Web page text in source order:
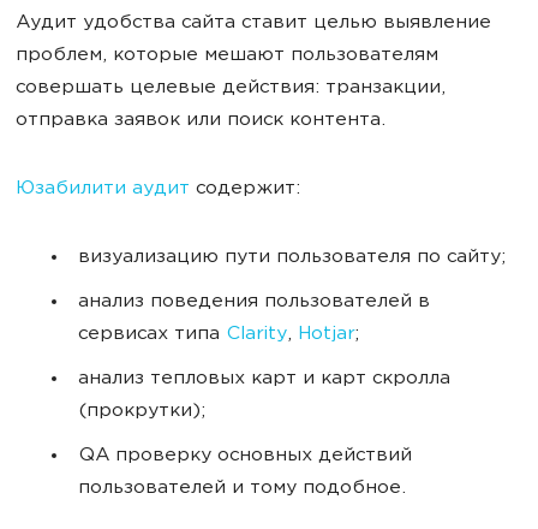
Аудит удобства сайта ставит целью выявление
проблем, которые мешают пользователям
совершать целевые действия: транзакции,
отправка заявок или поиск контента.
Юзабилити аудит содержит:
визуализацию пути пользователя по сайту;
анализ поведения пользователей в
сервисах типа Clarity, Hotjar;
анализ тепловых карт и карт скролла
(прокрутки);
QA проверку основных действий
пользователей и тому подобное.